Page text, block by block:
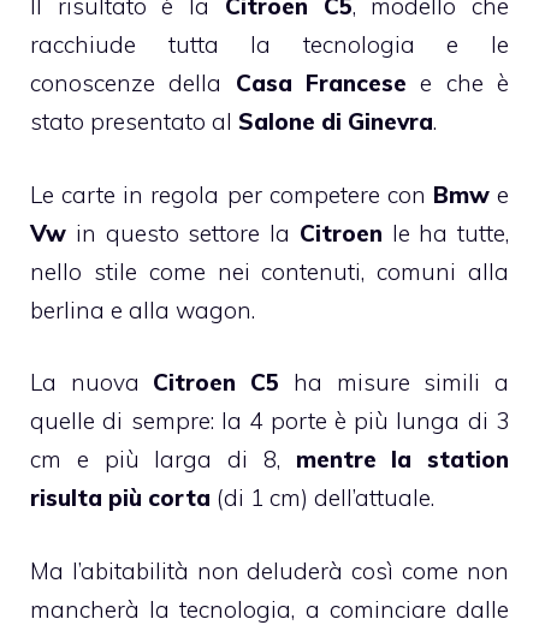
Il risultato è la Citroen C5, modello che
racchiude tutta la tecnologia e le
conoscenze della Casa Francese e che è
stato presentato al Salone di Ginevra.
Le carte in regola per competere con Bmwe
Vw in questo settore la Citroen le ha tutte,
nello stile come nei contenuti, comuni alla
berlina e alla wagon.
La nuova Citroen C5 ha misure simili a
quelle di sempre: la 4 porte è più lunga di 3
cm e più larga di 8, mentre la station
risulta più corta (di 1 cm) dell’attuale.
Ma l’abitabilità non deluderà così come non
mancherà la tecnologia, a cominciare dalle